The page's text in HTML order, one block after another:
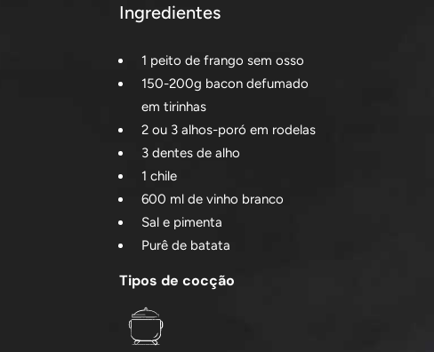
Ingredientes
1 peito de frango sem osso
150-200g bacon defumado
em tirinhas
2 ou 3 alhos-poró em rodelas
3 dentes de alho
1 chile
600 ml de vinho branco
Sal e pimenta
Purê de batata
Tipos de cocção